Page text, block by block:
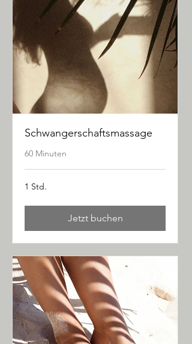
Schwangerschaftsmassage
60 Minuten
1 Std.
Jetzt buchen